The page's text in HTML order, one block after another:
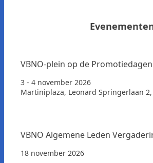
VBNO-plein op de
3 - 4 november 2026
Martiniplaza, Leonard Springerlaan
VBNO Algemene Leden
18 november 2026